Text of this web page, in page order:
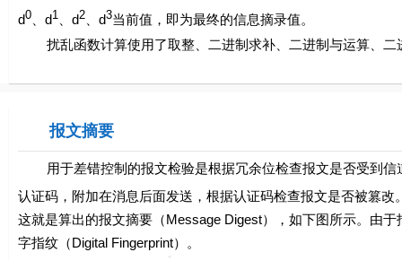
d0、 d1、 d2、d3当前值，即为最终的信息摘录值。
扰乱函数计算使用了取整、二进制求补、二进制与运算、二
报文摘要
用于差错控制的报文检验是根据冗余位检查报文是否受到信
认证码，附加在消息后面发送，根据认证码检查报文是否被篡改
这就是算出的报文摘要（Message Digest），如下图所示。由
字指纹（Digital Fingerprint）。